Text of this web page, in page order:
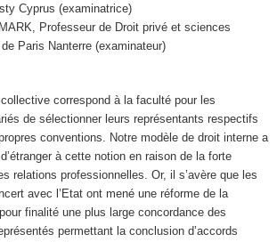
Cyprus (examinatrice)
Professeur de Droit privé et sciences
Paris Nanterre (examinateur)
collective correspond à la faculté pour les
de sélectionner leurs représentants respectifs
conventions. Notre modèle de droit interne a
à cette notion en raison de la forte
relations professionnelles. Or, il s’avère que les
avec l’Etat ont mené une réforme de la
finalité une plus large concordance des
permettant la conclusion d’accords